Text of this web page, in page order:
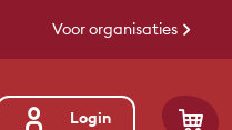
Voor organisaties
Login